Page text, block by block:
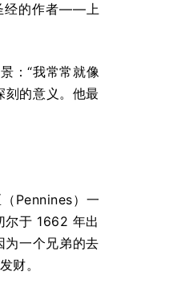
经的作者——上
：“我常常就像
刻的意义。他最
Pennines）一
尔于 1662 年出
一个兄弟的去
财。